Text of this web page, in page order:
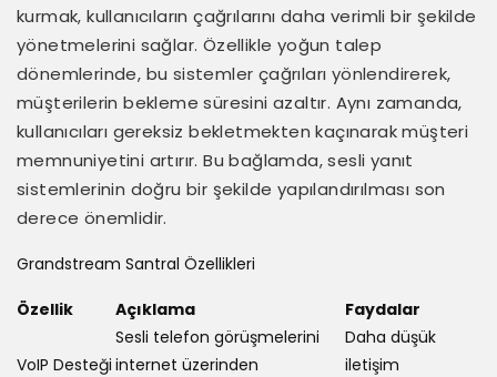
kurmak, kullanıcıların çağrılarını daha verimli bir şekilde
yönetmelerini sağlar. Özellikle yoğun talep
dönemlerinde, bu sistemler çağrıları yönlendirerek,
müşterilerin bekleme süresini azaltır. Aynı zamanda,
kullanıcıları gereksiz bekletmekten kaçınarak müşteri
memnuniyetini artırır. Bu bağlamda, sesli yanıt
sistemlerinin doğru bir şekilde yapılandırılması son
derece önemlidir.
Grandstream Santral Özellikleri
Özellik Açıklama Faydalar
VoIP Desteği
Sesli telefon görüşmelerini
internet üzerinden
Daha düşük
iletişim